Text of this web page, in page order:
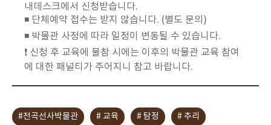
내데스크에서 신청받습니다.
◾️ 단체예약 접수는 받지 않습니다. (별도 문의)
◾️ 박물관 사정에 따라 일정이 변동될 수 있습니다.
❗ 신청 후 교육에 불참 시에는 이후의 박물관 교육 참여
에 대한 패널티가 주어지니 참고 바랍니다.
#전곡선사박물관 # 교육 # 탐정 # 추리